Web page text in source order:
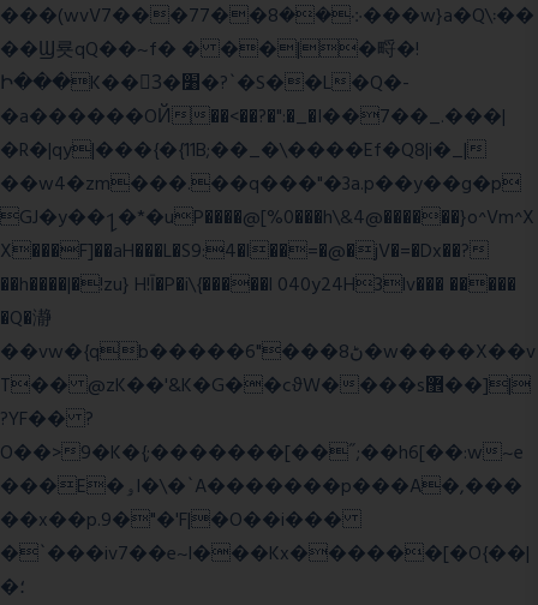
���(wvV܀��8��77���7���w}a�Q\܃��
��Ϣ룟qQ��~f� � ��|�㽟�!
Ի���K��3ٓ�׸�?`�S��L�Q�-
�a������OЙ��<��?�":�_�I��7��_.���|
�R�|qy|���{�{11B;��_�\����Ef�Q8|i�_|
��w4�zm���.��q���"�3a.p��y��g�p
GJ�y��႑�*�uP����@[%0���h\&4@������}o^Vm^X
X���F]��aH���L�S9:4�l��=�@�jV�=�Dx��?
��h����|�!zu} H!Ī�P�i\{�����l 040y24H3lv��� �����
�Q�瀞
��vw�{qb�����6"���8ڻ�w����X��v
T�� @zK��'&K�G��cϑW����s޾��]|
?YF�� ?
O��>9�K�{;�������[��˝;��h6[��:w~e
���E�ۅl�\�`A�������p���A�,���
��x��p.9�"�'F|�O��i���
�`���iv7��e~l���Kx������[�O{��|
�؛